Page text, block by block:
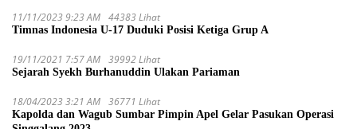
11/11/2023 9:23 AM 44383 Lihat
Timnas Indonesia U-17 Duduki Posisi Ketiga Grup A
19/11/2021 7:57 AM 39992 Lihat
Sejarah Syekh Burhanuddin Ulakan Pariaman
18/04/2023 3:21 AM 36771 Lihat
Kapolda dan Wagub Sumbar Pimpin Apel Gelar Pasukan Operasi